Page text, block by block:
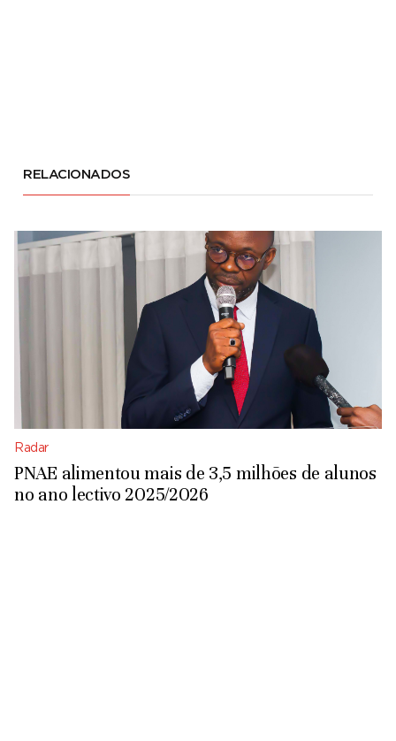
RELACIONADOS
Radar
PNAE alimentou mais de 3,5 milhões de alunos
no ano lectivo 2025/2026